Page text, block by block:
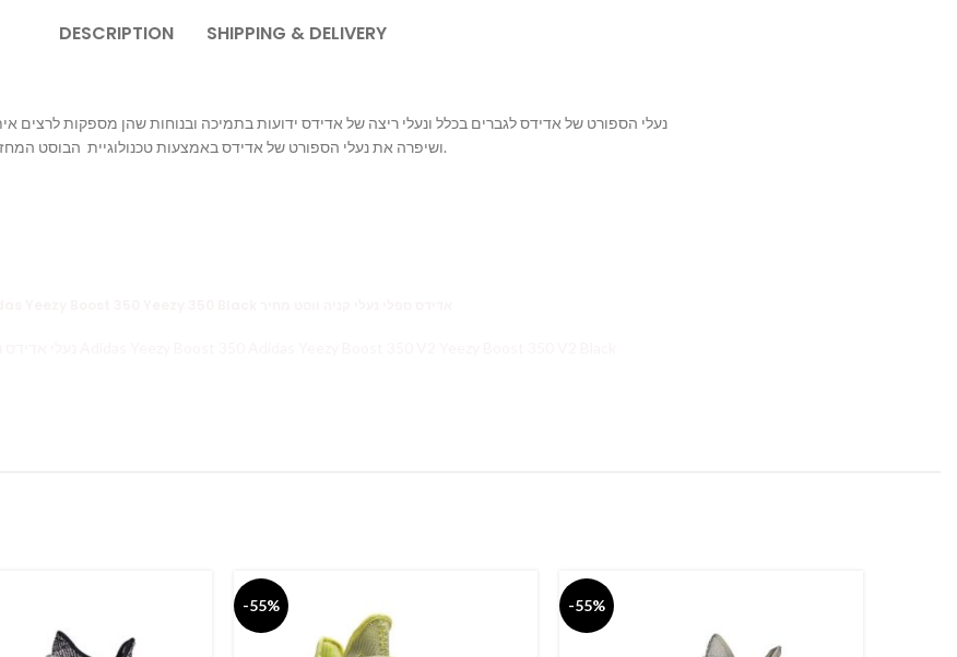
DESCRIPTION SHIPPING & DELIVERY
נעלי הספורט של אדידס לגברים בכלל ונעלי ריצה של אדידס ידועות בתמיכה ובנוחות שהן מספקות
ושיפרה את נעלי הספורט של אדידס באמצעות טכנולוגיית הבוסט המחזירה אנרגיה לרץ ונותנת לו תחושה של שליטה ונוחות מירבית בכף הרגל.
-55% -55%